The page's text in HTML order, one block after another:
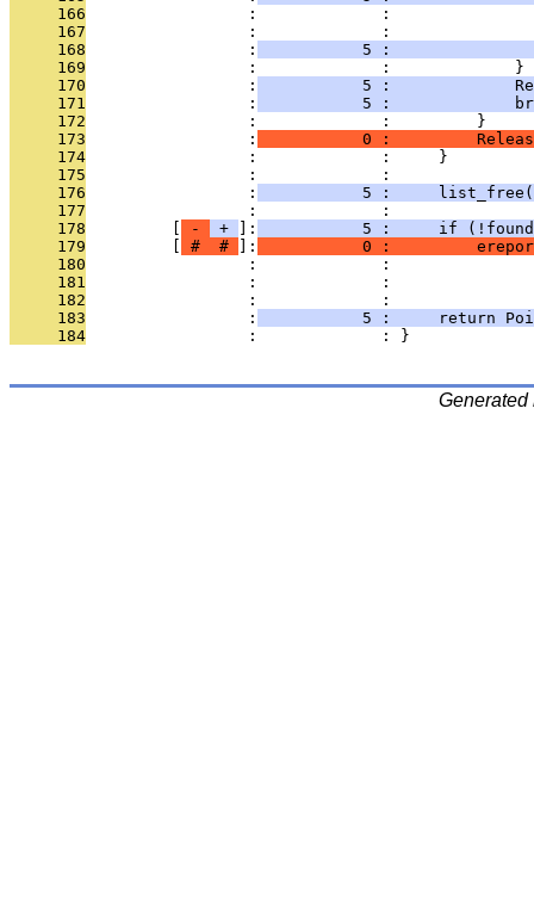
     166
:             :
     167
                 :             :
     168
                 :
5 :
     169
                 :             :             }
     170
                 :
5 :
     171
                 :
5 :
     172
                 :             :         }
     173
                 :
0 :
     174
                 :             :     }
     175
                 :             :
     176
                 :
5 :
     177
                 :             :
     178
- + ]:
5 :     if
     179
# # ]:
0 :
     180
:             :
     181
:             :
     182
                 :             :
     183
                 :
5 :     return
     184
                 :             : }